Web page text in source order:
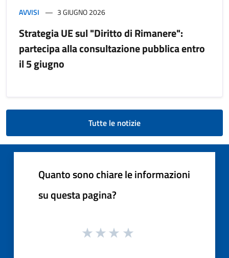
AVVISI 3 GIUGNO 2026
Strategia UE sul "Diritto di Rimanere":
partecipa alla consultazione pubblica entro
il 5 giugno
Tutte le notizie
Quanto sono chiare le informazioni
su questa pagina?